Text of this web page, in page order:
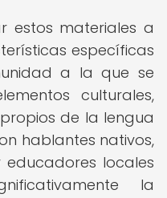
estos materiales a
específicas
a la que se
culturales,
de la lengua
hablantes nativos,
locales
la